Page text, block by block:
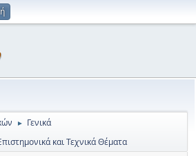
► Γενικά
και Τεχνικά Θέματα